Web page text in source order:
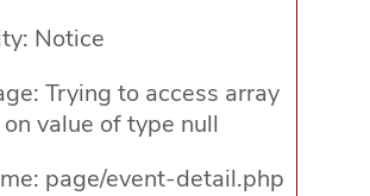
Notice
Trying to access array
value of type null
page/event-detail.php